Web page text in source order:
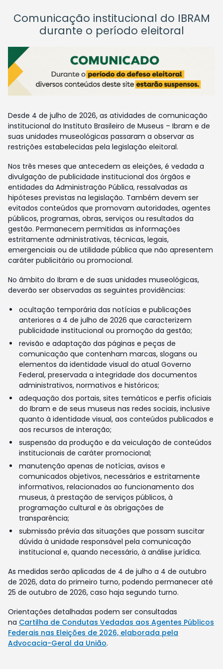
Comunicação institucional do IBRAM
durante o período eleitoral
Desde 4 de julho de 2026, as atividades de comunicação
institucional do Instituto Brasileiro de Museus – Ibram e de
suas unidades museológicas passaram a observar as
restrições estabelecidas pela legislação eleitoral.
Nos três meses que antecedem as eleições, é vedada a
divulgação de publicidade institucional dos órgãos e
entidades da Administração Pública, ressalvadas as
hipóteses previstas na legislação. Também devem ser
evitados conteúdos que promovam autoridades, agentes
públicos, programas, obras, serviços ou resultados da
gestão. Permanecem permitidas as informações
estritamente administrativas, técnicas, legais,
emergenciais ou de utilidade pública que não apresentem
caráter publicitário ou promocional.
No âmbito do Ibram e de suas unidades museológicas,
deverão ser observadas as seguintes providências:
ocultação temporária das notícias e publicações
anteriores a 4 de julho de 2026 que caracterizem
publicidade institucional ou promoção da gestão;
revisão e adaptação das páginas e peças de
comunicação que contenham marcas, slogans ou
elementos da identidade visual do atual Governo
Federal, preservada a integridade dos documentos
administrativos, normativos e históricos;
adequação dos portais, sites temáticos e perfis oficiais
do Ibram e de seus museus nas redes sociais, inclusive
quanto à identidade visual, aos conteúdos publicados e
aos recursos de interação;
suspensão da produção e da veiculação de conteúdos
institucionais de caráter promocional;
manutenção apenas de notícias, avisos e
comunicados objetivos, necessários e estritamente
informativos, relacionados ao funcionamento dos
museus, à prestação de serviços públicos, à
programação cultural e às obrigações de
transparência;
submissão prévia das situações que possam suscitar
dúvida à unidade responsável pela comunicação
institucional e, quando necessário, à análise jurídica.
As medidas serão aplicadas de 4 de julho a 4 de outubro
de 2026, data do primeiro turno, podendo permanecer até
25 de outubro de 2026, caso haja segundo turno.
Orientações detalhadas podem ser consultadas
na Cartilha de Condutas Vedadas aos Agentes Públicos
Federais nas Eleições de 2026, elaborada pela
Advocacia-Geral da União.